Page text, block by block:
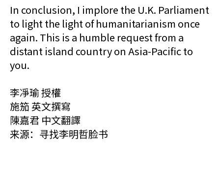
In conclusion, I implore the U.K. Parliament
to light the light of humanitarianism once
again. This is a humble request from a
distant island country on Asia-Pacific to
you.
李凈瑜 授權
施笳 英文撰寫
陳嘉君 中文翻譯
来源：寻找李明哲脸书